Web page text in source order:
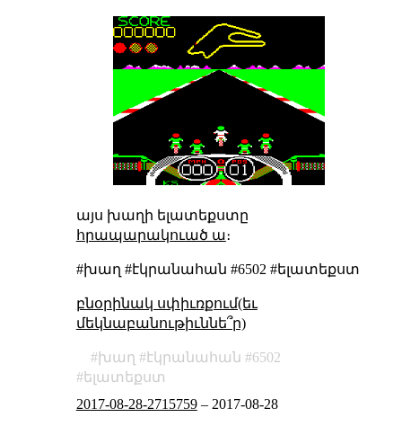
այս խաղի ելատեքստը
հրապարակուած ա։
#խաղ #էկրանահան #6502 #ելատեքստ
բնօրինակ սփիւռքում(եւ
մեկնաբանութիւննե՞ր)
խաղ էկրանահան
6502
ելատեքստ
2017-08-28-2715759– 2017-08-28